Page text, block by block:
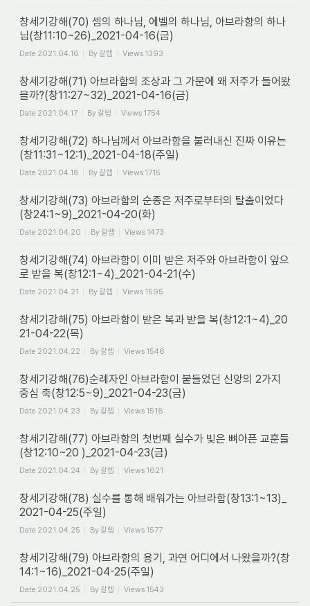
창세기강해(70) 셈의 하나님, 에벨의 하나님, 아브라함의 하나
님(창11:10~26)_2021-04-16(금)
Date 2021.04.16 By갈렙 Views 1393
창세기강해(71) 아브라함의 조상과 그 가문에 왜 저주가 들어왔
을까?(창11:27~32)_2021-04-16(금)
Date 2021.04.17 By갈렙 Views 1754
창세기강해(72) 하나님께서 아브라함을 불러내신 진짜 이유는
(창11:31~12:1)_2021-04-18(주일)
Date 2021.04.18 By갈렙 Views 1715
창세기강해(73) 아브라함의 순종은 저주로부터의 탈출이었다
(창24:1~9)_2021-04-20(화)
Date 2021.04.20 By갈렙 Views 1473
창세기강해(74) 아브라함이 이미 받은 저주와 아브라함이 앞으
로 받을 복(창12:1~4)_2021-04-21(수)
Date 2021.04.21 By갈렙 Views 1595
창세기강해(75) 아브라함이 받은 복과 받을 복(창12:1~4)_20
21-04-22(목)
Date 2021.04.22 By갈렙 Views 1546
창세기강해(76)순례자인 아브라함이 붙들었던 신앙의 2가지
중심 축(창12:5~9)_2021-04-23(금)
Date 2021.04.23 By갈렙 Views 1518
창세기강해(77) 아브라함의 첫번째 실수가 빚은 뼈아픈 교훈들
(창12:10~20 )_2021-04-23(금)
Date 2021.04.24 By갈렙 Views 1621
창세기강해(78) 실수를 통해 배워가는 아브라함(창13:1~13)_
2021-04-25(주일)
Date 2021.04.25 By갈렙 Views 1577
창세기강해(79) 아브라함의 용기, 과연 어디에서 나왔을까?(창
14:1~16)_2021-04-25(주일)
Date 2021.04.25 By갈렙 Views 1543